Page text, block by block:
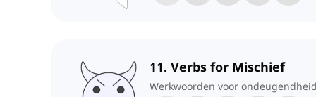
11. Verbs for Mischief
Werkwoorden voor